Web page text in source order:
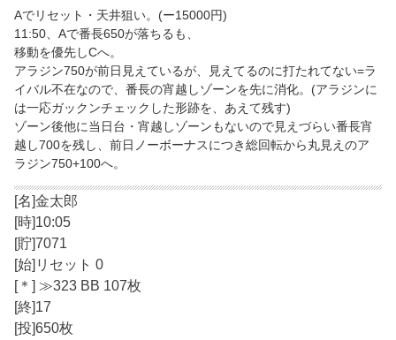
Aでリセット・天井狙い。(ー15000円)
11:50、Aで番長650が落ちるも、
移動を優先しCへ。
アラジン750が前日見えているが、見えてるのに打たれてない=ラ
イバル不在なので、番長の宵越しゾーンを先に消化。(アラジンに
は一応ガックンチェックした形跡を、あえて残す)
ゾーン後他に当日台・宵越しゾーンもないので見えづらい番長宵
越し700を残し、前日ノーボーナスにつき総回転から丸見えのア
ラジン750+100へ。
[名]金太郎
[時]10:05
[貯]7071
[始]リセット 0
[＊] ≫323 BB 107枚
[終]17
[投]650枚